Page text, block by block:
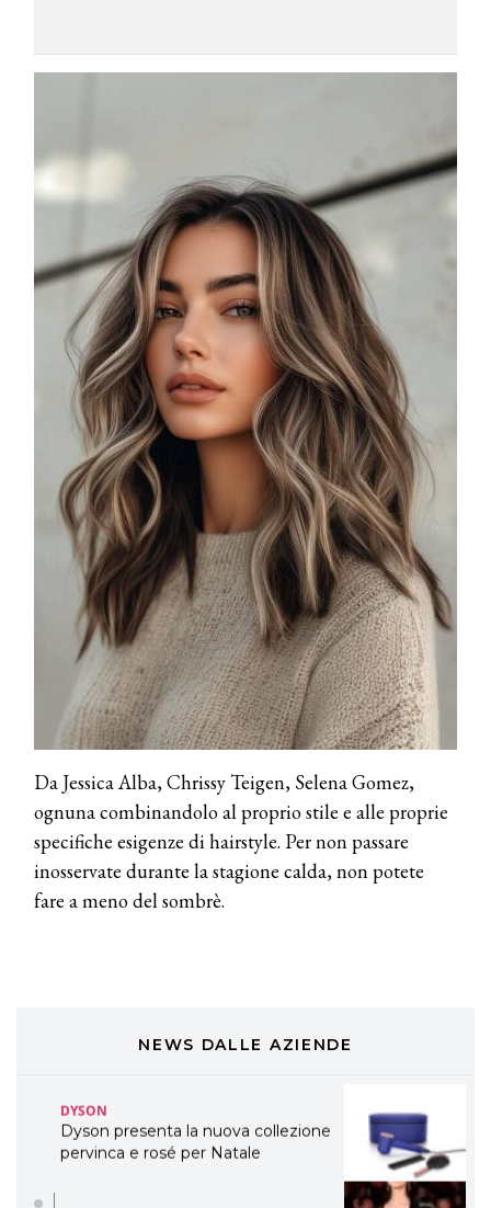
Da Jessica Alba, Chrissy Teigen, Selena Gomez,
ognuna combinandolo al proprio stile e alle proprie
specifiche esigenze di hairstyle. Per non passare
inosservate durante la stagione calda, non potete
fare a meno del sombrè.
NEWS DALLE AZIENDE
COSMOPROF WORLDWIDE BOLOGNA
Cosmprof Worldwide Bologna
presenta THE BEAUTY &
WELLNESS CONGRESS 2022: I
TEMI
DYSON
Dyson presenta la nuova collezione
pervinca e rosé per Natale
COTRIL
Continua la carrellata di look firmati
Cotril alla Festa del Cinema di Roma
TONI&GUY
A Natale regala una doppia
TONI&GUY “Feel Good Experience”!
TONI&GUY
LABEL.M lancia la sua innovativa ed
eco-sostenibile linea di prodotti
professionali
DAVINES
Davines presenta cofanetti beauty
WELLNESS CONGRESS 2022: I
DYSON
Dyson presenta la nuova collezione
pervinca e rosé per Natale